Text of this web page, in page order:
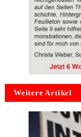
Weitere Artikel